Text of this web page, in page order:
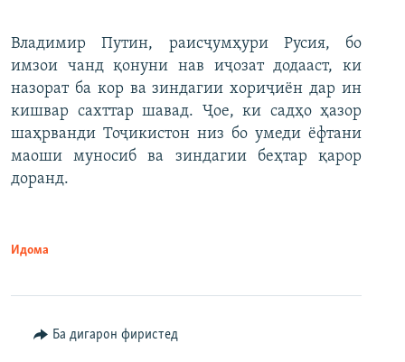
Владимир Путин, раисҷумҳури Русия, бо
имзои чанд қонуни нав иҷозат додааст, ки
назорат ба кор ва зиндагии хориҷиён дар ин
кишвар сахттар шавад. Ҷое, ки садҳо ҳазор
шаҳрванди Тоҷикистон низ бо умеди ёфтани
маоши муносиб ва зиндагии беҳтар қарор
доранд.
Идома
Ба дигарон фиристед